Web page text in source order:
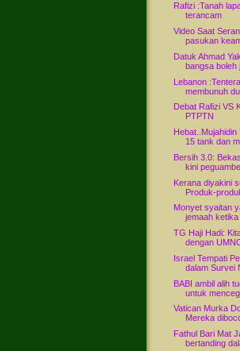
Rafizi :Tanah
terancam
Video Saat
pasukan
Datuk Ahmad
bangsa boleh
Lebanon
membunuh
Debat Rafizi VS
PTPTN
Hebat..Mujahidin
15 tank dan
Bersih 3.0:
kini
Kerana diyakini
Produk-
Monyet syaitan
jemaah ketika
TG Haji Hadi:
dengan
Israel Tempati
dalam Survei
BABI ambil alih
untuk
Vatican Murka
Mereka
Fathul Bari Mat
bertanding